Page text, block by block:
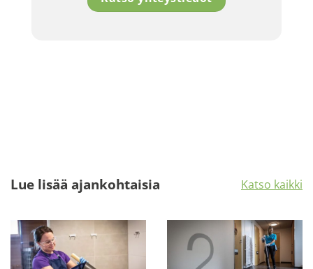
Lue lisää ajankohtaisia Katso kaikki